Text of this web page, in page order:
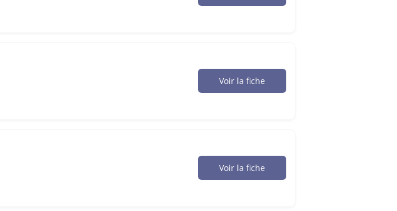
Voir la fiche
Voir la fiche